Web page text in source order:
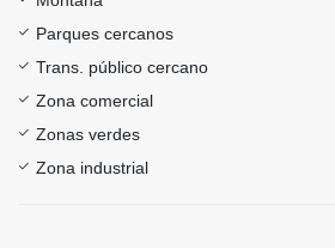
Parques cercanos
Trans. público cercano
Zona comercial
Zonas verdes
Zona industrial